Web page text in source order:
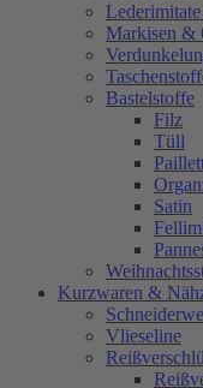
Markisen &
Bastelstoffe
Filz
Tüll
Satin
Kurzwaren &
Vlieseline